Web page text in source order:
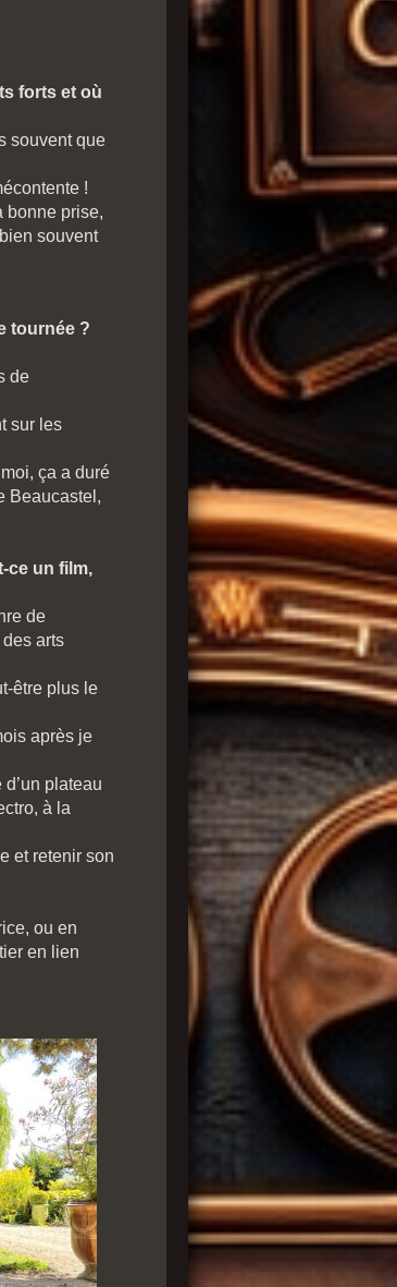
forts et où
souvent que
!
bonne prise,
souvent
tournée ?
de
sur les
ça a duré
Beaucastel,
ce un film,
de
arts
être plus le
après je
plateau
à la
et retenir son
ou en
en lien